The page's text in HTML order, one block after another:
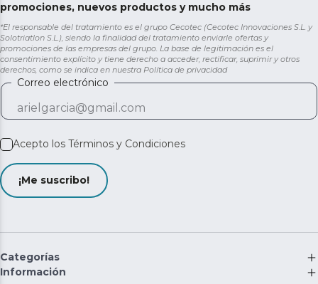
promociones, nuevos productos y mucho más
*El responsable del tratamiento es el grupo Cecotec (Cecotec Innovaciones S.L. y
Solotriatlon S.L.), siendo la finalidad del tratamiento enviarle ofertas y
promociones de las empresas del grupo. La base de legitimación es el
consentimiento explícito y tiene derecho a acceder, rectificar, suprimir y otros
derechos, como se indica en nuestra Política de privacidad
Correo electrónico
Acepto los Términos y Condiciones
¡Me suscribo!
Categorías
Información